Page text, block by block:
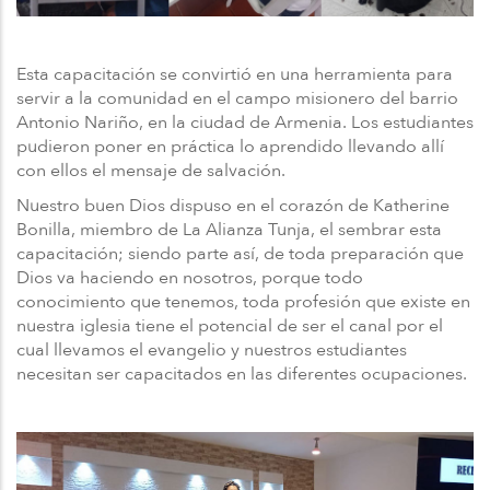
Esta capacitación se convirtió en una herramienta para
servir a la comunidad en el campo misionero del barrio
Antonio Nariño, en la ciudad de Armenia. Los estudiantes
pudieron poner en práctica lo aprendido llevando allí
con ellos el mensaje de salvación.
Nuestro buen Dios dispuso en el corazón de Katherine
Bonilla, miembro de La Alianza Tunja, el sembrar esta
capacitación; siendo parte así, de toda preparación que
Dios va haciendo en nosotros, porque todo
conocimiento que tenemos, toda profesión que existe en
nuestra iglesia tiene el potencial de ser el canal por el
cual llevamos el evangelio y nuestros estudiantes
necesitan ser capacitados en las diferentes ocupaciones.